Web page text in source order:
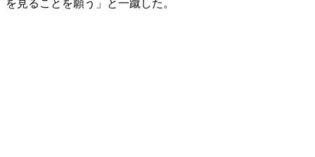
を見ることを願う」と一蹴した。